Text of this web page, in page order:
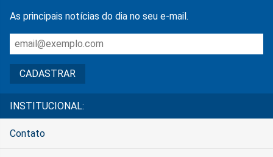
As principais notícias do dia no seu e-mail.
INSTITUCIONAL:
Contato